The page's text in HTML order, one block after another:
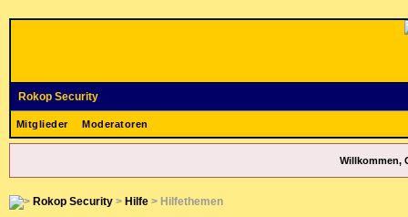
Rokop Security
Mitglieder Moderatoren
Willkommen,
Rokop Security> Hilfe> Hilfethemen